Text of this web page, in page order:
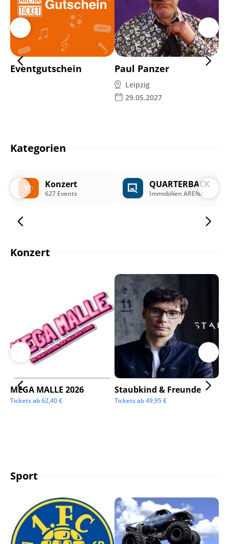
Eventgutschein Paul Panzer
Leipzig
29.05.2027
Kategorien
Konzert
627 Events
QUARTERBACK
Immobilien ARENA
Konzert
MEGA MALLE 2026
Tickets ab62,40€
Staubkind & Freunde
Tickets ab49,95€
Sport